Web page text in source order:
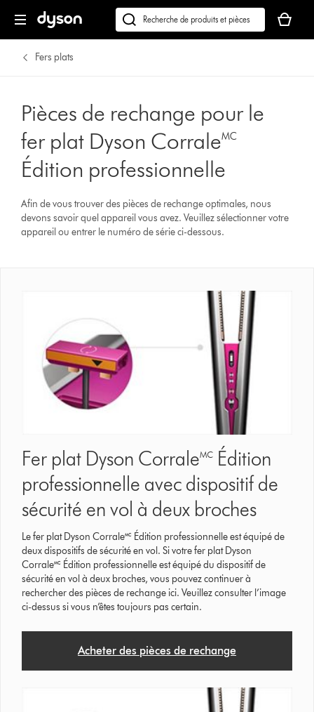
Recherchez
des
support
notre
site
web
panier
est
Fers plats
Pièces de rechange pour le
fer plat Dyson Corrale🅪
Édition professionnelle
Afin de vous trouver des pièces de rechange optimales, nous
devons savoir quel appareil vous avez. Veuillez sélectionner votre
appareil ou entrer le numéro de série ci-dessous.
Fer plat Dyson Corrale🅪 Édition
professionnelle avec dispositif de
sécurité en vol à deux broches
Le fer plat Dyson Corrale🅪 Édition professionnelle est équipé de
deux dispositifs de sécurité en vol. Si votre fer plat Dyson
Corrale🅪 Édition professionnelle est équipé du dispositif de
sécurité en vol à deux broches, vous pouvez continuer à
rechercher des pièces de rechange ici. Veuillez consulter l’image
ci-dessus si vous n’êtes toujours pas certain.
Acheter des pièces de rechange